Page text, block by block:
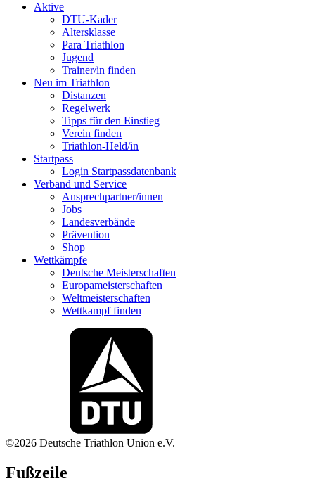
Aktive
DTU-Kader
Altersklasse
Para Triathlon
Jugend
Trainer/in finden
Neu im Triathlon
Distanzen
Regelwerk
Tipps für den Einstieg
Verein finden
Triathlon-Held/in
Startpass
Login Startpassdatenbank
Verband und Service
Ansprechpartner/innen
Jobs
Landesverbände
Prävention
Shop
Wettkämpfe
Deutsche Meisterschaften
Europameisterschaften
Weltmeisterschaften
Wettkampf finden
©2026 Deutsche Triathlon Union e.V.
Fußzeile